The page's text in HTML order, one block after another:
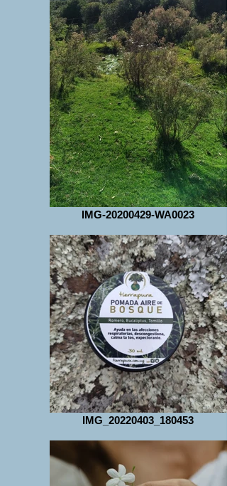
IMG-20200429-WA0023
IMG_20220403_180453